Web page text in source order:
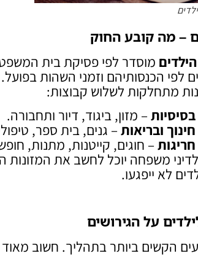
– מה קובע החוק
לפי הכנסותיהם וזמני השהות בפועל.
מתחלקות לשלוש קבוצות:
– מזון, ביגוד, דיור ותחבורה.
ובריאות– גנים, בית ספר,
– חוגים, קייטנות, מתנות,
משפחה יוכל לחשב את
לא ייפגעו.
על הגירושים
הקשים ביותר בתהליך. חשוב